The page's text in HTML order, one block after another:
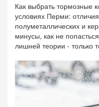
Как выбрать тормозные
условиях Перми:
полуметаллических и
минусы, как не
лишней теории - только